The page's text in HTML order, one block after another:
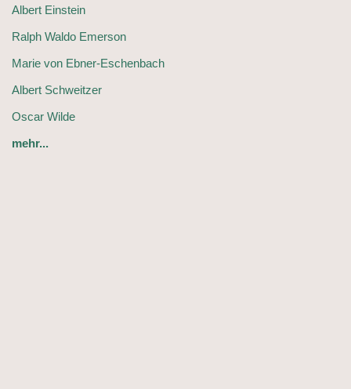
Albert Einstein
Ralph Waldo Emerson
Marie von Ebner-Eschenbach
Albert Schweitzer
Oscar Wilde
mehr...